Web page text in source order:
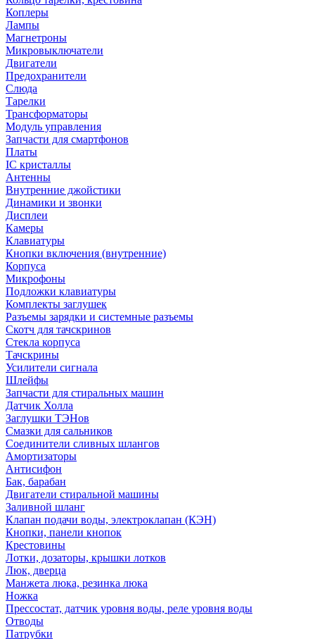
Коплеры
Лампы
Магнетроны
Микровыключатели
Двигатели
Предохранители
Слюда
Тарелки
Трансформаторы
Модуль управления
Запчасти для смартфонов
Платы
IC кристаллы
Антенны
Внутренние джойстики
Динамики и звонки
Дисплеи
Камеры
Клавиатуры
Кнопки включения (внутренние)
Корпуса
Микрофоны
Подложки клавиатуры
Комплекты заглушек
Разъемы зарядки и системные разъемы
Скотч для тачскринов
Стекла корпуса
Тачскрины
Усилители сигнала
Шлейфы
Запчасти для стиральных машин
Датчик Холла
Заглушки ТЭНов
Смазки для сальников
Соединители сливных шлангов
Амортизаторы
Антисифон
Бак, барабан
Двигатели стиральной машины
Заливной шланг
Клапан подачи воды, электроклапан (КЭН)
Кнопки, панели кнопок
Крестовины
Лотки, дозаторы, крышки лотков
Люк, дверца
Манжета люка, резинка люка
Ножка
Прессостат, датчик уровня воды, реле уровня воды
Отводы
Патрубки